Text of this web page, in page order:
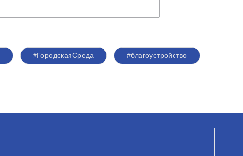
#ГородскаяСреда #благоустройство